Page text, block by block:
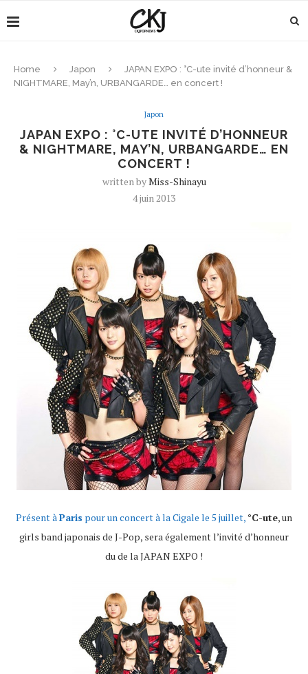
Home Japon
JAPAN EXPO : °C-ute invité d’honneur &
NIGHTMARE, May’n, URBANGARDE… en concert !
Japon
JAPAN EXPO : °C-UTE INVITÉ D’HONNEUR
& NIGHTMARE, MAY’N, URBANGARDE… EN
CONCERT !
written byMiss-Shinayu
4 juin 2013
Présent àParis pour un concert à la Cigale le 5 juillet, °C-ute, un
girls band japonais de J-Pop, sera également l’invité d’honneur
du de la JAPAN EXPO !